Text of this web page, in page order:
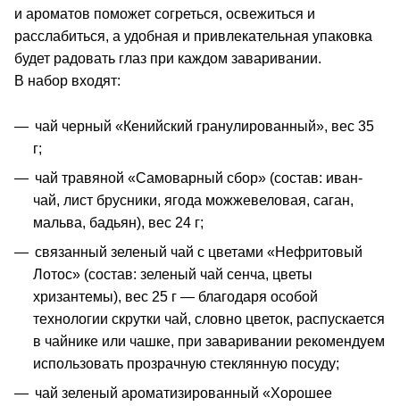
и ароматов поможет согреться, освежиться и
расслабиться, а удобная и привлекательная упаковка
будет радовать глаз при каждом заваривании.
В набор входят:
чай черный «Кенийский гранулированный», вес 35
г;
чай травяной «Самоварный сбор» (состав: иван-
чай, лист брусники, ягода можжевеловая, саган,
мальва, бадьян), вес 24 г;
связанный зеленый чай с цветами «Нефритовый
Лотос» (состав: зеленый чай сенча, цветы
хризантемы), вес 25 г — благодаря особой
технологии скрутки чай, словно цветок, распускается
в чайнике или чашке, при заваривании рекомендуем
использовать прозрачную стеклянную посуду;
чай зеленый ароматизированный «Хорошее